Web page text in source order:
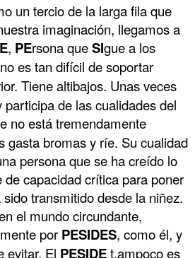
tercio de la larga fila que
imaginación, llegamos a
, PErsona queSIgue a los
no es tan difícil de soportar
Tiene altibajos. Unas veces
de las cualidades del
no está tremendamente
gasta bromas y ríe. Su cualidad
persona que se ha creído lo
capacidad crítica para poner
transmitido desde la niñez.
el mundo circundante,
por PESIDES, como él, y
evitar. El PESIDEt.ampoco es